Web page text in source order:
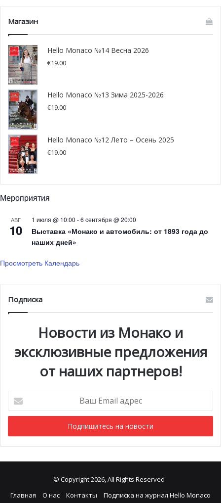
Джакомо получил очень хорошее образование, в
возрасте 12 лет поступив в Падуанский университет.
Через пять лет юноша получил ученую степень юриста,
духовной семинарии. В 1741 году он стал настоятелем
катастрофической пьяной проповеди Джакомо едва ли
не остался без работы. Только покровительство
сенатора Малипьеро помогло ему избежать наказания
за столь чудовищный проступок. В этот же период
любовном фронте.
Магазин
Hello Monaco №14 Весна 2026
€19.00
Hello Monaco №13 Зима 2025-2026
€19.00
Hello Monaco №12 Лето – Осень 2025
€19.00
Мероприятия
АВГ
10
1 июля @ 10:00 -6 сентября @ 20:00
Выставка «Монако и автомобиль: от 1893 года до
наших дней»
Просмотреть Календарь
Подписка
Новости из Монако и
эксклюзивные предложения
от наших партнеров!
Email
адрес
© Copyright 2026, All Rights Reserved
Главная
О нас Контакты Подписка на журнал Hello Monaco